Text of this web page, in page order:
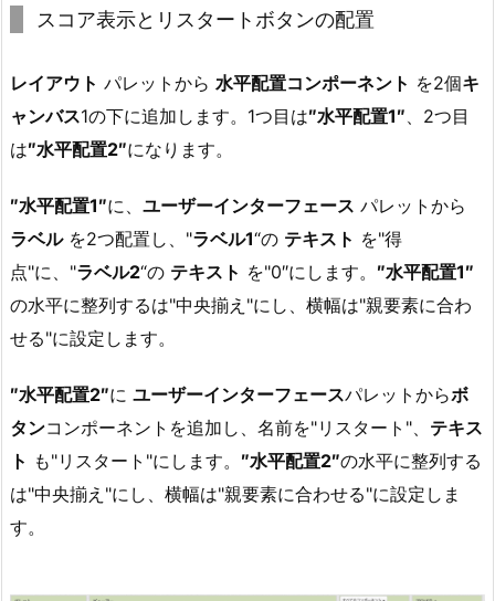
スコア表示とリスタートボタンの配置
レイアウト パレットから 水平配置コンポーネント を2個キ
ャンバス1の下に追加します。1つ目は″水平配置1″、2つ目
は″水平配置2″になります。
″水平配置1″に、 ユーザーインターフェース パレットから
ラベルを2つ配置し、"ラベル1“の テキスト を"得
点"に、"ラベル2“の テキスト を"0″にします。 ″水平配置1″
の水平に整列するは"中央揃え"にし、横幅は"親要素に合わ
せる"に設定します。
″水平配置2″に ユーザーインターフェースパレットからボ
タンコンポーネントを追加し、名前を"リスタート"、 テキス
ト も"リスタート"にします。 ″水平配置2″の水平に整列する
は"中央揃え"にし、横幅は"親要素に合わせる"に設定しま
す。